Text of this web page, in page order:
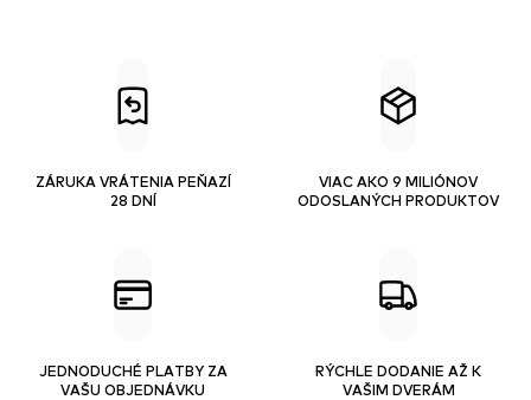
ZÁRUKA VRÁTENIA PEŇAZÍ
28 DNÍ
VIAC AKO 9 MILIÓNOV
ODOSLANÝCH PRODUKTOV
JEDNODUCHÉ PLATBY ZA
VAŠU OBJEDNÁVKU
RÝCHLE DODANIE AŽ K
VAŠIM DVERÁM